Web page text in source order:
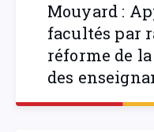
Mouyard :
facultés par
réforme de
des